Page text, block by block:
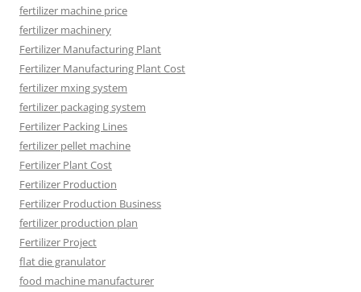
fertilizer machine price
fertilizer machinery
Fertilizer Manufacturing Plant
Fertilizer Manufacturing Plant Cost
fertilizer mxing system
fertilizer packaging system
Fertilizer Packing Lines
fertilizer pellet machine
Fertilizer Plant Cost
Fertilizer Production
Fertilizer Production Business
fertilizer production plan
Fertilizer Project
flat die granulator
food machine manufacturer